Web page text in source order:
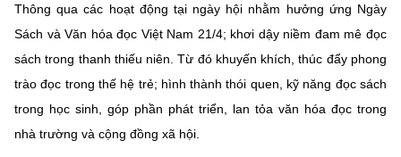
Thông qua các hoạt động tại ngày hội nhằm hưởng ứng Ngày
Sách và Văn hóa đọc Việt Nam 21/4; khơi dậy niềm đam mê đọc
sách trong thanh thiếu niên. Từ đó khuyến khích, thúc đẩy phong
trào đọc trong thế hệ trẻ; hình thành thói quen, kỹ năng đọc sách
trong học sinh, góp phần phát triển, lan tỏa văn hóa đọc trong
nhà trường và cộng đồng xã hội.